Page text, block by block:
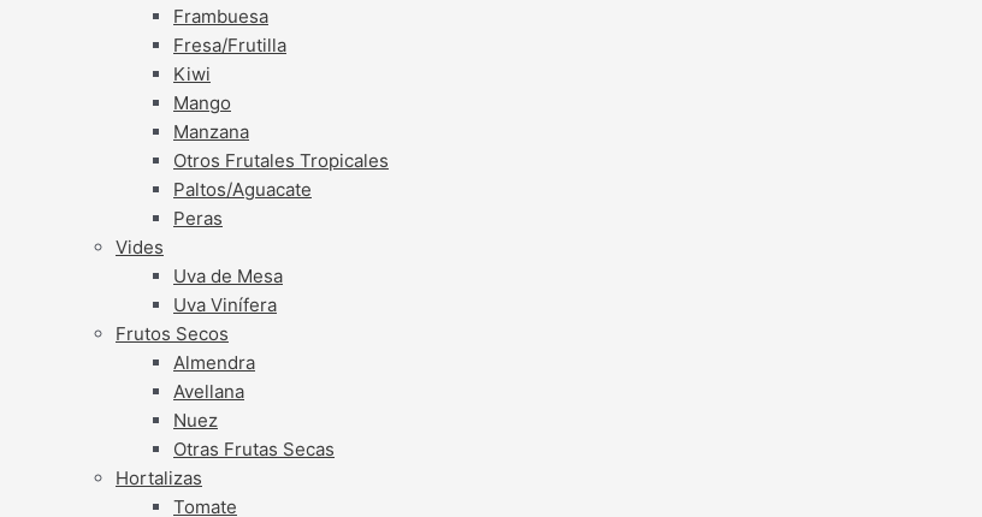
Frambuesa
Fresa/Frutilla
Kiwi
Mango
Manzana
Otros Frutales Tropicales
Paltos/Aguacate
Peras
Vides
Uva de Mesa
Uva Vinífera
Frutos Secos
Almendra
Avellana
Nuez
Otras Frutas Secas
Hortalizas
Tomate